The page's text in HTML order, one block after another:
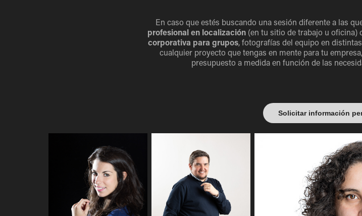
En caso que estés buscando una sesión diferente a las
profesional en localización (en tu sitio de trabajo u oficina)
corporativa para grupos, fotografías del equipo en
cualquier proyecto que tengas en mente para tu
presupuesto a medida en función de las
Solicitar información